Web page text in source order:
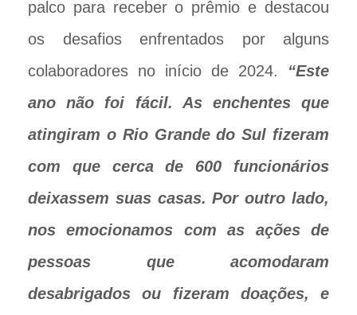
palco para receber o prêmio e destacou
os desafios enfrentados por alguns
colaboradores no início de 2024. “Este
ano não foi fácil. As enchentes que
atingiram o Rio Grande do Sul fizeram
com que cerca de 600 funcionários
deixassem suas casas. Por outro lado,
nos emocionamos com as ações de
pessoas que acomodaram
desabrigados ou fizeram doações, e